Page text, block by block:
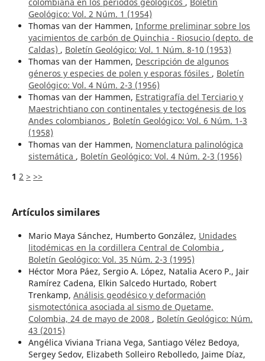
Geológico: Vol. 2 Núm. 1 (1954)
Thomas van der Hammen, Informe preliminar sobre los
yacimientos de carbón de Quinchia - Riosucio (depto. de
Caldas) , Boletín Geológico: Vol. 1 Núm. 8-10 (1953)
Thomas van der Hammen, Descripción de algunos
géneros y especies de polen y esporas fósiles , Boletín
Geológico: Vol. 4 Núm. 2-3 (1956)
Thomas van der Hammen, Estratigrafía del Terciario y
Maestrichtiano con continentales y tectogénesis de los
Andes colombianos , Boletín Geológico: Vol. 6 Núm. 1-3
(1958)
Thomas van der Hammen, Nomenclatura palinológica
sistemática , Boletín Geológico: Vol. 4 Núm. 2-3 (1956)
1 2 > >>
Artículos similares
Mario Maya Sánchez, Humberto González, Unidades
litodémicas en la cordillera Central de Colombia ,
Boletín Geológico: Vol. 35 Núm. 2-3 (1995)
Héctor Mora Páez, Sergio A. López, Natalia Acero P., Jair
Ramírez Cadena, Elkin Salcedo Hurtado, Robert
Trenkamp, Análisis geodésico y deformación
sismotectónica asociada al sismo de Quetame,
Colombia, 24 de mayo de 2008 , Boletín Geológico: Núm.
43 (2015)
Angélica Viviana Triana Vega, Santiago Vélez Bedoya,
Sergey Sedov, Elizabeth Solleiro Rebolledo, Jaime Díaz,